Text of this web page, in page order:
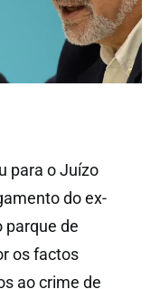
para o Juízo
do ex-
parque de
os factos
ao crime de